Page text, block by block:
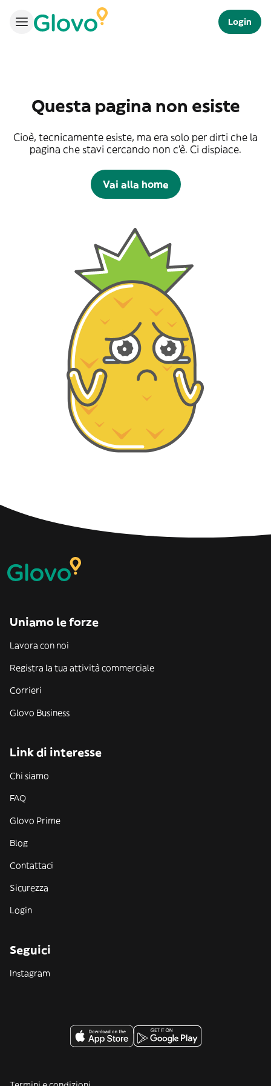
Login
Questa pagina non esiste
Cioè, tecnicamente esiste, ma era solo per dirti che la
pagina che stavi cercando non c'è. Ci dispiace.
Vai alla home
Uniamo le forze
Lavora con noi
Registra la tua attività commerciale
Corrieri
Glovo Business
Link di interesse
Chi siamo
FAQ
Glovo Prime
Blog
Contattaci
Sicurezza
Login
Seguici
Instagram